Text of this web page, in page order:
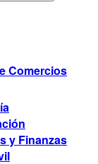
Comercios
y Finanzas